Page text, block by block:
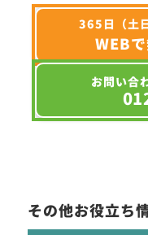
365日（土
WEB
お問い合
その他お役立ち